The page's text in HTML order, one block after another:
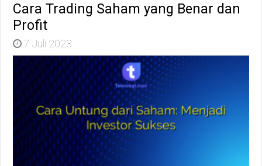
Cara Trading Saham yang Benar dan
Profit
7 Juli 2023